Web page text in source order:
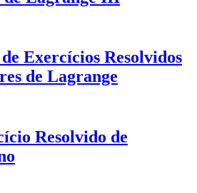
Exercícios Resolvidos
de Lagrange
Resolvido de